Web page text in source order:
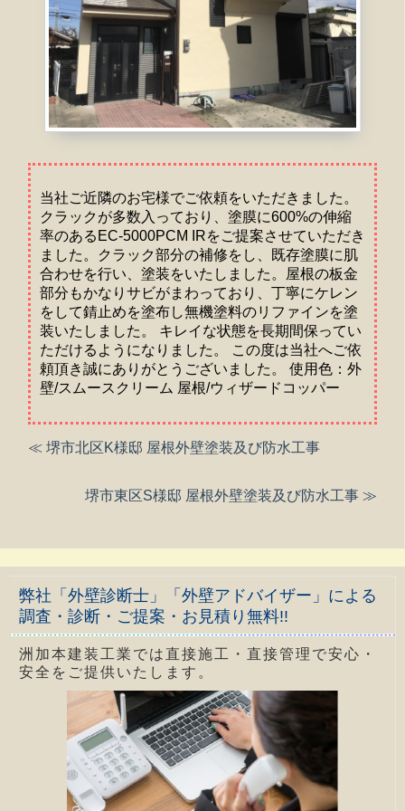
当社ご近隣のお宅様でご依頼をいただきました。
クラックが多数入っており、塗膜に600%の伸縮
率のあるEC-5000PCM IRをご提案させていただき
ました。クラック部分の補修をし、既存塗膜に肌
合わせを行い、塗装をいたしました。屋根の板金
部分もかなりサビがまわっており、丁寧にケレン
をして錆止めを塗布し無機塗料のリファインを塗
装いたしました。 キレイな状態を長期間保ってい
ただけるようになりました。 この度は当社へご依
頼頂き誠にありがとうございました。 使用色：外
壁/スムースクリーム 屋根/ウィザードコッパー
≪ 堺市北区K様邸 屋根外壁塗装及び防水工事
堺市東区S様邸 屋根外壁塗装及び防水工事 ≫
弊社「外壁診断士」「外壁アドバイザー」による
調査・診断・ご提案・お見積り無料!!
洲加本建装工業では直接施工・直接管理で安心・
安全をご提供いたします。